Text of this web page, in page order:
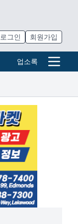
로그인 회원가입
업소록